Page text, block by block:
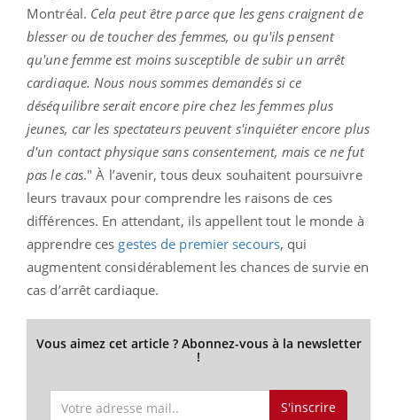
Montréal. Cela peut être parce que les gens craignent de
blesser ou de toucher des femmes, ou qu'ils pensent
qu'une femme est moins susceptible de subir un arrêt
cardiaque. Nous nous sommes demandés si ce
déséquilibre serait encore pire chez les femmes plus
jeunes, car les spectateurs peuvent s'inquiéter encore plus
d'un contact physique sans consentement, mais ce ne fut
pas le cas." À l’avenir, tous deux souhaitent poursuivre
leurs travaux pour comprendre les raisons de ces
différences. En attendant, ils appellent tout le monde à
apprendre ces gestes de premier secours, qui
augmentent considérablement les chances de survie en
cas d’arrêt cardiaque.
Vous aimez cet article ? Abonnez-vous à la newsletter
!
S'inscrire